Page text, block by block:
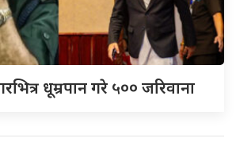
धूम्रपान गरे ५०० जरिवाना